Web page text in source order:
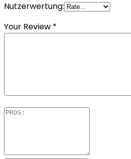
Nutzerwertung:
Your Review *